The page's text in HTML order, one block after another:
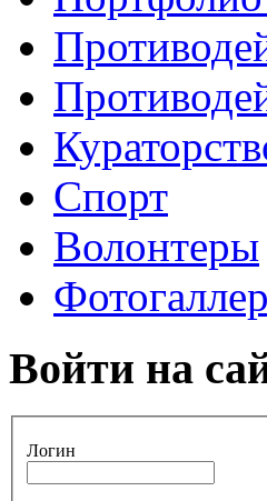
Спорт
Волонтеры
Войти на
Логин